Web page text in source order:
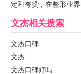
定和夸赞，在整形业
文杰相关搜索
文杰口碑
文杰
文杰口碑好吗